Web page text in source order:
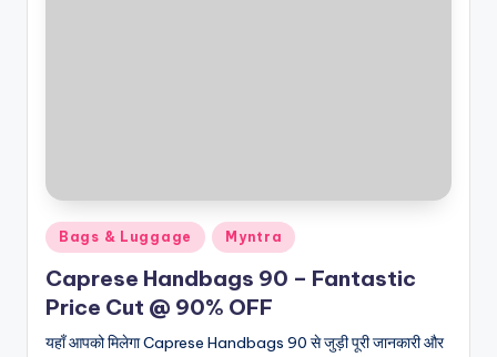
Posted
in
Bags & Luggage Myntra
Caprese Handbags 90 – Fantastic
Price Cut @ 90% OFF
यहाँ आपको मिलेगा Caprese Handbags 90 से जुड़ी पूरी जानकारी और